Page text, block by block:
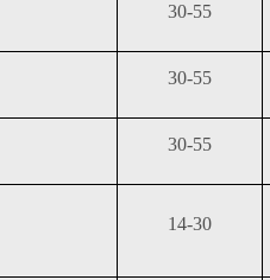
30-55
30-55
30-55
14-30